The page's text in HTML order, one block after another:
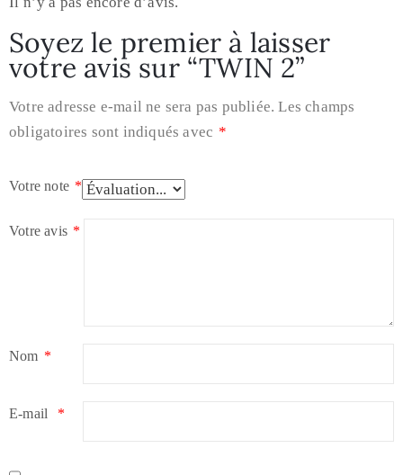
Soyez le premier à laisser
votre avis sur “TWIN 2”
Votre adresse e-mail ne sera pas publiée. Les champs
obligatoires sont indiqués avec *
Votre note *
Votre avis *
Nom *
E-mail *